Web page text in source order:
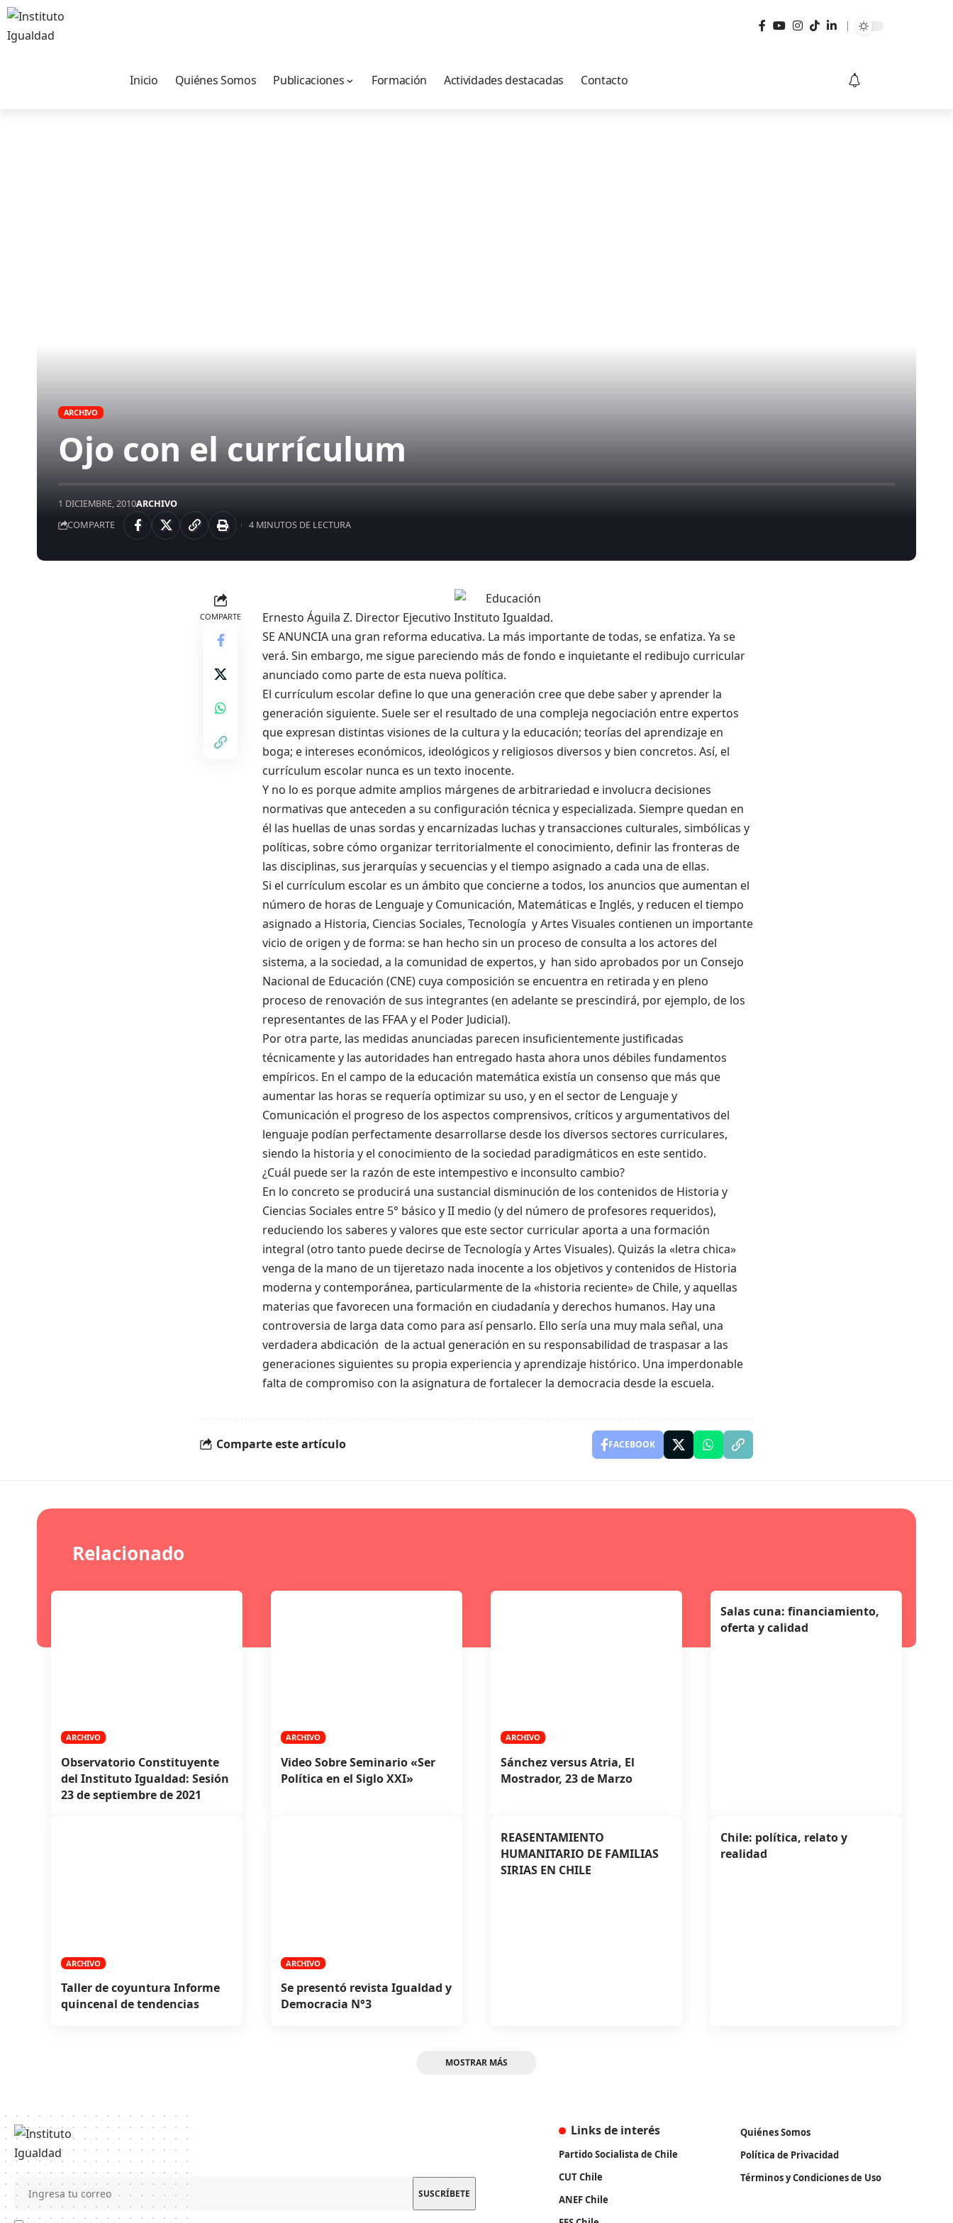
Inicio Quiénes Somos Publicaciones Formación Actividades destacadas Contacto
ARCHIVO
Ojo con el currículum
1 DICIEMBRE, 2010ARCHIVO
COMPARTE
4 MINUTOS DE LECTURA
COMPARTE
Ernesto Águila Z. Director Ejecutivo Instituto Igualdad.
SE ANUNCIA una gran reforma educativa. La más importante de todas, se enfatiza. Ya se
verá. Sin embargo, me sigue pareciendo más de fondo e inquietante el redibujo curricular
anunciado como parte de esta nueva política.
El currículum escolar define lo que una generación cree que debe saber y aprender la
generación siguiente. Suele ser el resultado de una compleja negociación entre expertos
que expresan distintas visiones de la cultura y la educación; teorías del aprendizaje en
boga; e intereses económicos, ideológicos y religiosos diversos y bien concretos. Así, el
currículum escolar nunca es un texto inocente.
Y no lo es porque admite amplios márgenes de arbitrariedad e involucra decisiones
normativas que anteceden a su configuración técnica y especializada. Siempre quedan en
él las huellas de unas sordas y encarnizadas luchas y transacciones culturales, simbólicas y
políticas, sobre cómo organizar territorialmente el conocimiento, definir las fronteras de
las disciplinas, sus jerarquías y secuencias y el tiempo asignado a cada una de ellas.
Si el currículum escolar es un ámbito que concierne a todos, los anuncios que aumentan el
número de horas de Lenguaje y Comunicación, Matemáticas e Inglés, y reducen el tiempo
asignado a Historia, Ciencias Sociales, Tecnología y Artes Visuales contienen un importante
vicio de origen y de forma: se han hecho sin un proceso de consulta a los actores del
sistema, a la sociedad, a la comunidad de expertos, y han sido aprobados por un Consejo
Nacional de Educación (CNE) cuya composición se encuentra en retirada y en pleno
proceso de renovación de sus integrantes (en adelante se prescindirá, por ejemplo, de los
representantes de las FFAA y el Poder Judicial).
Por otra parte, las medidas anunciadas parecen insuficientemente justificadas
técnicamente y las autoridades han entregado hasta ahora unos débiles fundamentos
empíricos. En el campo de la educación matemática existía un consenso que más que
aumentar las horas se requería optimizar su uso, y en el sector de Lenguaje y
Comunicación el progreso de los aspectos comprensivos, críticos y argumentativos del
lenguaje podían perfectamente desarrollarse desde los diversos sectores curriculares,
siendo la historia y el conocimiento de la sociedad paradigmáticos en este sentido.
¿Cuál puede ser la razón de este intempestivo e inconsulto cambio?
En lo concreto se producirá una sustancial disminución de los contenidos de Historia y
Ciencias Sociales entre 5° básico y II medio (y del número de profesores requeridos),
reduciendo los saberes y valores que este sector curricular aporta a una formación
integral (otro tanto puede decirse de Tecnología y Artes Visuales). Quizás la «letra chica»
venga de la mano de un tijeretazo nada inocente a los objetivos y contenidos de Historia
moderna y contemporánea, particularmente de la «historia reciente» de Chile, y aquellas
materias que favorecen una formación en ciudadanía y derechos humanos. Hay una
controversia de larga data como para así pensarlo. Ello sería una muy mala señal, una
verdadera abdicación de la actual generación en su responsabilidad de traspasar a las
generaciones siguientes su propia experiencia y aprendizaje histórico. Una imperdonable
falta de compromiso con la asignatura de fortalecer la democracia desde la escuela.
Comparte este artículo FACEBOOK
Relacionado
ARCHIVO
Observatorio Constituyente
del Instituto Igualdad: Sesión
23 de septiembre de 2021
ARCHIVO
Video Sobre Seminario «Ser
Política en el Siglo XXI»
ARCHIVO
Sánchez versus Atria, El
Mostrador, 23 de Marzo
Salas cuna: financiamiento,
oferta y calidad
ARCHIVO
Taller de coyuntura Informe
quincenal de tendencias
ARCHIVO
Se presentó revista Igualdad y
Democracia N°3
REASENTAMIENTO
HUMANITARIO DE FAMILIAS
SIRIAS EN CHILE
Chile: política, relato y
realidad
MOSTRAR MÁS
Links de interés
Partido Socialista de Chile
CUT Chile
ANEF Chile
Quiénes Somos
Política de Privacidad
Términos y Condiciones de Uso